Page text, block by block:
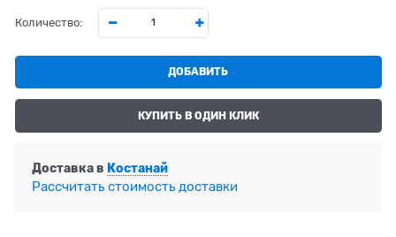
Количество:
ДОБАВИТЬ
КУПИТЬ В ОДИН КЛИК
Доставка в Костанай
Рассчитать стоимость доставки